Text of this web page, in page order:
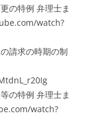
の特例 弁理士ま
watch?
請求の時期の制
の特例 弁理士ま
watch?